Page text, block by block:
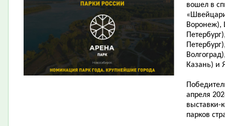
вошел в
Воронеж),
Казань) и
апреля
выставки-
парков